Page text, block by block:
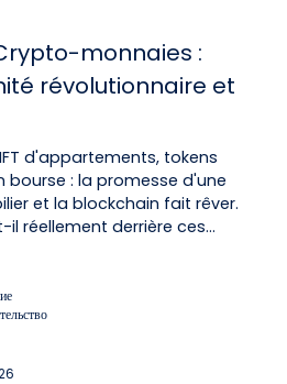
monnaies :
révolutionnaire et
d'appartements, tokens
bourse : la promesse d'une
et la blockchain fait rêver.
réellement derrière ces
d'acheter un
aujourd'hui en France ? La
vraiment démocratiser
? Ce guide
les réalités techniques,
sans vous vendre du rêve.